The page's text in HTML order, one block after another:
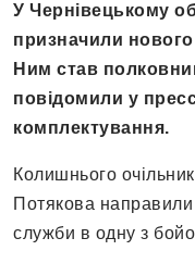
У Чернівецькому
призначили
Ним став
повідомили у
комплектування.
Колишнього
Потякова
служби в одну з